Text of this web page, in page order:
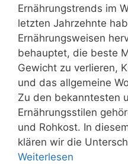
Ernährungstrends im
letzten Jahrzehnte
Ernährungsweisen
behauptet, die beste
Gewicht zu verlieren,
und das allgemeine
Zu den bekanntesten
Ernährungsstilen
und Rohkost. In
klären wir die
Weiterlesen